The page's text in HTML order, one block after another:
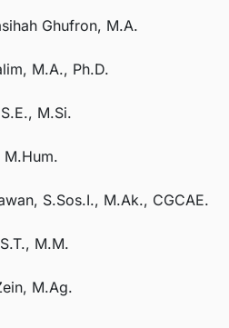
Ghufron, M.A.
M.A., Ph.D.
M.Si.
M.Hum.
S.Sos.I., M.Ak., CGCAE.
M.M.
M.Ag.